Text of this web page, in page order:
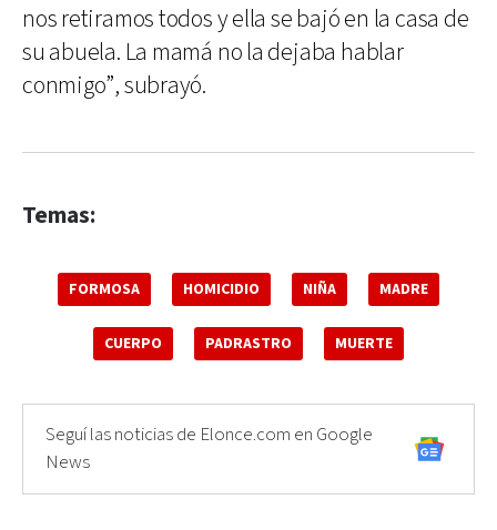
nos retiramos todos y ella se bajó en la casa de
su abuela. La mamá no la dejaba hablar
conmigo”, subrayó.
Temas:
FORMOSA HOMICIDIO NIÑA MADRE
CUERPO PADRASTRO MUERTE
Seguí las noticias de Elonce.com en Google
News